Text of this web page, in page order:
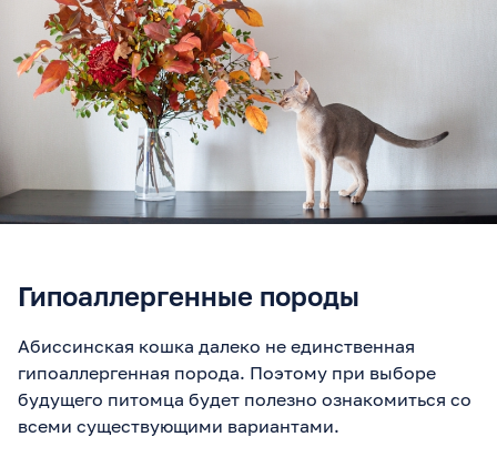
Гипоаллергенные породы
Абиссинская кошка далеко не единственная
гипоаллергенная порода. Поэтому при выборе
будущего питомца будет полезно ознакомиться со
всеми существующими вариантами.